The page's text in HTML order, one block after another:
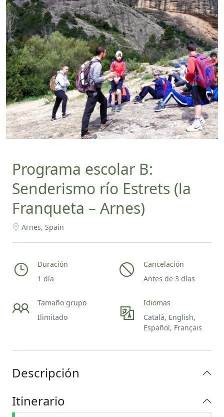
Programa escolar B:
Senderismo río Estrets (la
Franqueta – Arnes)
Arnes, Spain
Duración
1 día
Cancelación
Antes de 3 días
Tamaño grupo
Ilimitado
Idiomas
Català, English,
Español, Français
Descripción
Itinerario